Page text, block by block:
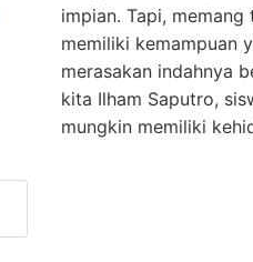
impian. Tapi,
memiliki kemampuan
merasakan indahnya
kita Ilham Saputro,
mungkin memiliki